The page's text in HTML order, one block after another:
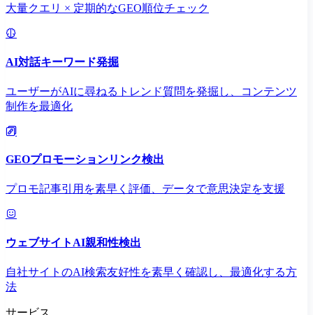
大量クエリ × 定期的なGEO順位チェック
AI対話キーワード発掘
ユーザーがAIに尋ねるトレンド質問を発掘し、コンテンツ
制作を最適化
GEOプロモーションリンク検出
プロモ記事引用を素早く評価、データで意思決定を支援
ウェブサイトAI親和性検出
自社サイトのAI検索友好性を素早く確認し、最適化する方
法
サービス